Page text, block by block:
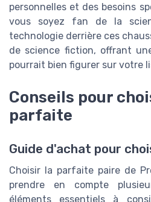
personnelles et des besoins
vous soyez fan de la
technologie derrière ces
de science fiction, offrant
pourrait bien figurer sur votre
Conseils pour
parfaite
Guide d'achat pour
Choisir la parfaite paire de
prendre en compte
éléments essentiels à